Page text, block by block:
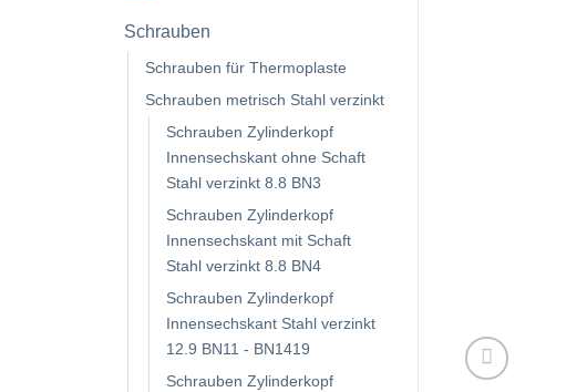
Schrauben
Schrauben für Thermoplaste
Schrauben metrisch Stahl verzinkt
Schrauben Zylinderkopf
Innensechskant ohne Schaft
Stahl verzinkt 8.8 BN3
Schrauben Zylinderkopf
Innensechskant mit Schaft
Stahl verzinkt 8.8 BN4
Schrauben Zylinderkopf
Innensechskant Stahl verzinkt
12.9 BN11 - BN1419
Schrauben Zylinderkopf